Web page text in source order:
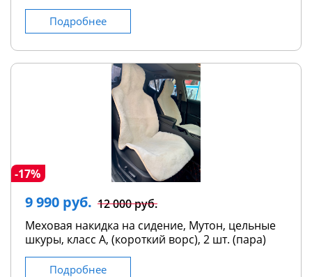
Подробнее
-17%
9 990 руб. 12 000 руб.
Меховая накидка на сидение, Мутон, цельные
шкуры, класс А, (короткий ворс), 2 шт. (пара)
Подробнее